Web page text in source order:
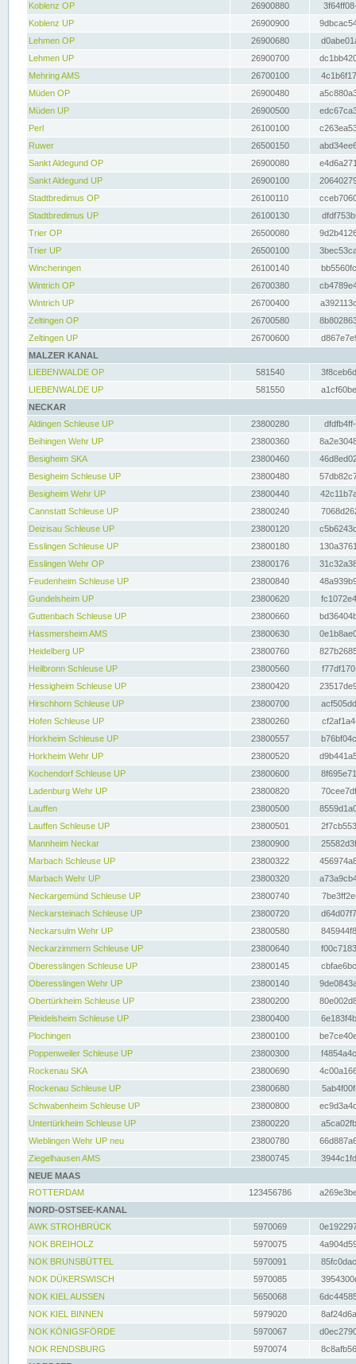
Koblenz OP
26900880
Koblenz UP
26900900
Lehmen OP
26900680
Lehmen UP
26900700
Mehring AMS
26700100
Müden OP
26900480
Müden UP
26900500
Perl
26100100
Ruwer
26500150
Sankt Aldegund OP
26900080
Sankt Aldegund UP
26900100
Stadtbredimus OP
26100110
Stadtbredimus UP
26100130
Trier OP
26500080
Trier UP
26500100
Wincheringen
26100140
Wintrich OP
26700380
Wintrich UP
26700400
Zeltingen OP
26700580
Zeltingen UP
26700600
MALZER KANAL
LIEBENWALDE OP
581540
LIEBENWALDE UP
581550
NECKAR
Aldingen Schleuse UP
23800280
Beihingen Wehr UP
23800360
Besigheim SKA
23800460
Besigheim Schleuse UP
23800480
Besigheim Wehr UP
23800440
Cannstatt Schleuse UP
23800240
Deizisau Schleuse UP
23800120
Esslingen Schleuse UP
23800180
Esslingen Wehr OP
23800176
Feudenheim Schleuse UP
23800840
Gundelsheim UP
23800620
Guttenbach Schleuse UP
23800660
Hassmersheim AMS
23800630
Heidelberg UP
23800760
Heilbronn Schleuse UP
23800560
Hessigheim Schleuse UP
23800420
Hirschhorn Schleuse UP
23800700
Hofen Schleuse UP
23800260
Horkheim Schleuse UP
23800557
Horkheim Wehr UP
23800520
Kochendorf Schleuse UP
23800600
Ladenburg Wehr UP
23800820
Lauffen
23800500
Lauffen Schleuse UP
23800501
Mannheim Neckar
23800900
Marbach Schleuse UP
23800322
Marbach Wehr UP
23800320
Neckargemünd Schleuse UP
23800740
Neckarsteinach Schleuse UP
23800720
Neckarsulm Wehr UP
23800580
Neckarzimmern Schleuse UP
23800640
Oberesslingen Schleuse UP
23800145
Oberesslingen Wehr UP
23800140
Obertürkheim Schleuse UP
23800200
Pleidelsheim Schleuse UP
23800400
Plochingen
23800100
Poppenweiler Schleuse UP
23800300
Rockenau SKA
23800690
Rockenau Schleuse UP
23800680
Schwabenheim Schleuse UP
23800800
Untertürkheim Schleuse UP
23800220
Wieblingen Wehr UP neu
23800780
Ziegelhausen AMS
23800745
NEUE MAAS
ROTTERDAM
123456786
NORD-OSTSEE-KANAL
AWK STROHBRÜCK
5970069
NOK BREIHOLZ
5970075
NOK BRUNSBÜTTEL
5970091
NOK DÜKERSWISCH
5970085
NOK KIEL AUSSEN
5650068
NOK KIEL BINNEN
5979020
NOK KÖNIGSFÖRDE
5970067
NOK RENDSBURG
5970074